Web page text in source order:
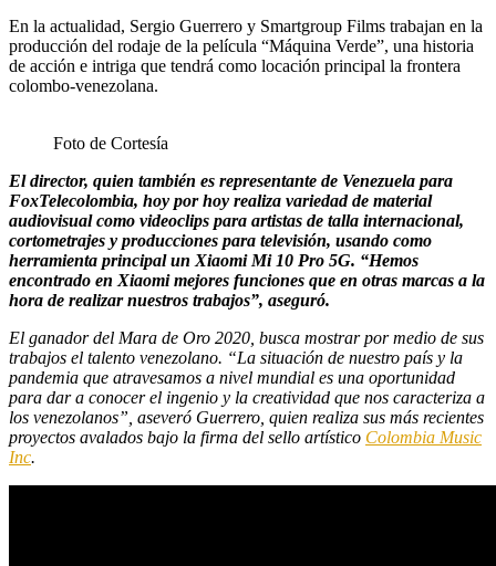
En la actualidad, Sergio Guerrero y Smartgroup Films trabajan en la
producción del rodaje de la película “Máquina Verde”, una historia
de acción e intriga que tendrá como locación principal la frontera
colombo-venezolana.
Foto de Cortesía
El director, quien también es representante de Venezuela para
FoxTelecolombia, hoy por hoy realiza variedad de material
audiovisual como videoclips para artistas de talla internacional,
cortometrajes y producciones para televisión, usando como
herramienta principal un Xiaomi Mi 10 Pro 5G. “Hemos
encontrado en Xiaomi mejores funciones que en otras marcas a la
hora de realizar nuestros trabajos”, aseguró.
El ganador del Mara de Oro 2020, busca mostrar por medio de sus
trabajos el talento venezolano. “La situación de nuestro país y la
pandemia que atravesamos a nivel mundial es una oportunidad
para dar a conocer el ingenio y la creatividad que nos caracteriza a
los venezolanos”, aseveró Guerrero, quien realiza sus más recientes
proyectos avalados bajo la firma del sello artístico Colombia Music
Inc.